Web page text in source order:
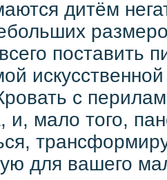
дитём
поставить
с
и, мало того,
для вашего